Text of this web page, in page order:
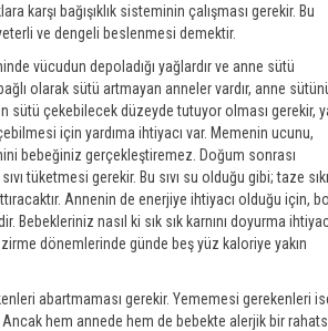
karşı bağışıklık sisteminin çalışması gerekir. Bu
ve dengeli beslenmesi demektir.
vücudun depoladığı yağlardır ve anne sütü
olarak sütü artmayan anneler vardır, anne
sütü çekebilecek düzeyde tutuyor olması gerekir,
için yardıma ihtiyacı var. Memenin ucunu,
bebeğiniz gerçekleştiremez. Doğum sonrası
tüketmesi gerekir. Bu sıvı su olduğu gibi; taze
Annenin de enerjiye ihtiyacı olduğu için, bol
nasıl ki sık sık karnını doyurma
dönemlerinde günde beş yüz kaloriye yakın
abartmaması gerekir. Yememesi gerekenleri
hem annede hem de bebekte alerjik bir